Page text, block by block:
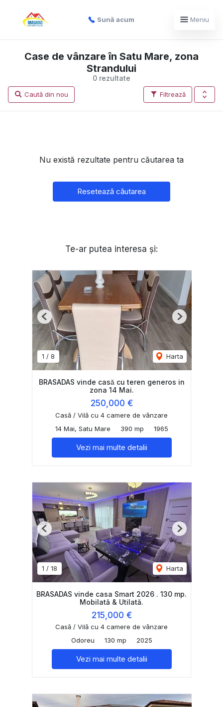
Sună acum Meniu
0 rezultate
Case de vânzare în Satu Mare, zona
Strandului
Filtrează
Caută din nou
Nu există rezultate pentru căutarea ta
Resetează căutarea
Te-ar putea interesa și:
1 / 8 Harta
Previous Next
BRASADAS vinde casă cu teren generos in
zona 14 Mai.
250,000 €
Casă / Vilă cu 4 camere de vânzare
14 Mai, Satu Mare
390 mp 1965
Vezi mai multe detalii
1 / 18 Harta
Previous Next
BRASADAS vinde casa Smart 2026 . 130 mp.
Mobilată & Utilată.
215,000 €
Casă / Vilă cu 4 camere de vânzare
Odoreu
130 mp 2025
Vezi mai multe detalii